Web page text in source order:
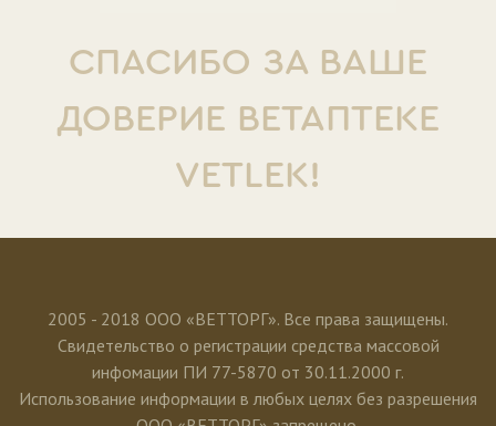
СПАСИБО ЗА ВАШЕ
ДОВЕРИЕ ВЕТАПТЕКЕ
VETLEK!
2005 - 2018 ООО «ВЕТТОРГ». Все права защищены.
Свидетельство о регистрации средства массовой
инфомации ПИ 77-5870 от 30.11.2000 г.
Использование информации в любых целях без разрешения